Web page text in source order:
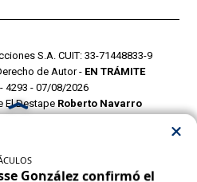
S.A. CUIT: 33-71448833-9
de Autor - EN TRÁMITE
4293 - 07/08/2026
El Destape Roberto Navarro
DE PRIVACIDAD